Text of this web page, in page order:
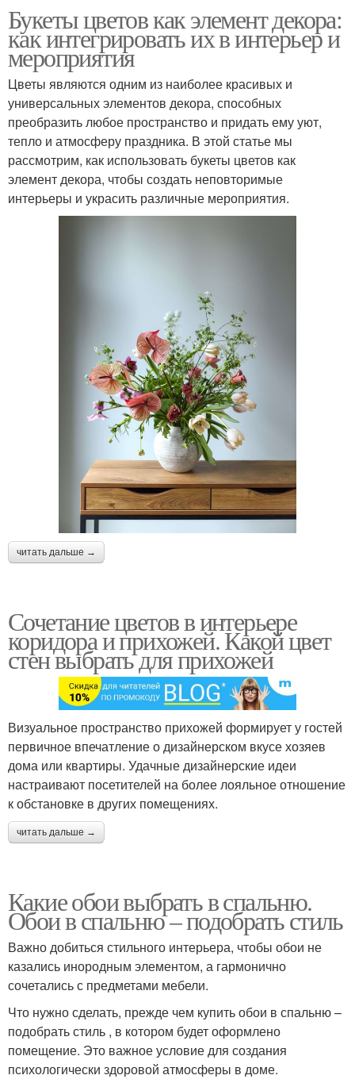
Букеты цветов как элемент декора:
как интегрировать их в интерьер и
мероприятия
Цветы являются одним из наиболее красивых и
универсальных элементов декора, способных
преобразить любое пространство и придать ему уют,
тепло и атмосферу праздника. В этой статье мы
рассмотрим, как использовать букеты цветов как
элемент декора, чтобы создать неповторимые
интерьеры и украсить различные мероприятия.
читать дальше →
Сочетание цветов в интерьере
коридора и прихожей. Какой цвет
стен выбрать для прихожей
Визуальное пространство прихожей формирует у гостей
первичное впечатление о дизайнерском вкусе хозяев
дома или квартиры. Удачные дизайнерские идеи
настраивают посетителей на более лояльное отношение
к обстановке в других помещениях.
читать дальше →
Какие обои выбрать в спальню.
Обои в спальню – подобрать стиль
Важно добиться стильного интерьера, чтобы обои не
казались инородным элементом, а гармонично
сочетались с предметами мебели.
Что нужно сделать, прежде чем купить обои в спальню –
подобрать стиль , в котором будет оформлено
помещение. Это важное условие для создания
психологически здоровой атмосферы в доме.